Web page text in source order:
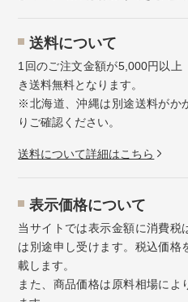
送料について
1回のご注文金額が5,000円以上
き送料無料となります。
※北海道、沖縄は別途送料がか
りご確認ください。
送料について詳細はこちら
表示価格について
当サイトでは表示金額に消費税
は別途申し受けます。税込価格
載します。
また、商品価格は原料相場によ